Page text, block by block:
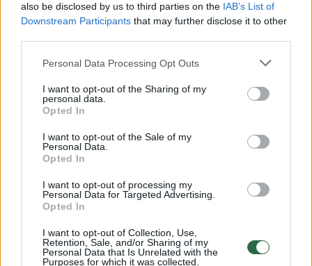
also be disclosed by us to third parties on the IAB’s List of
Downstream Participants that may further disclose it to other
Personal Data Processing Opt Outs
I want to opt-out of the Sharing of my
personal data.
Opted In
I want to opt-out of the Sale of my
Personal Data.
Opted In
I want to opt-out of processing my
Personal Data for Targeted Advertising.
Opted In
I want to opt-out of Collection, Use,
Retention, Sale, and/or Sharing of my
Personal Data that Is Unrelated with the
Purposes for which it was collected.
Prisijungti komentatoriams
Žmonės Veidai ir vardai